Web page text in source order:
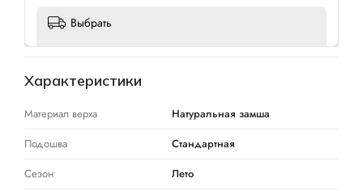
Выбрать
Характеристики
Материал верха
Натуральная замша
Подошва
Стандартная
Сезон
Лето